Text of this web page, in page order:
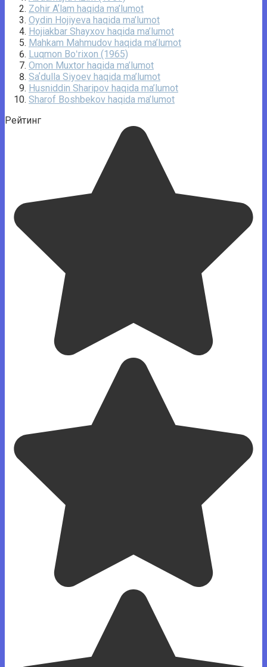
Zohir Aʼlam haqida ma’lumot
Oydin Hojiyeva haqida ma’lumot
Hojiakbar Shayxov haqida ma’lumot
Mahkam Mahmudov haqida ma’lumot
Luqmon Boʻrixon (1965)
Omon Muxtor haqida ma’lumot
Saʼdulla Siyoev haqida ma’lumot
Husniddin Sharipov haqida ma’lumot
Sharof Boshbekov haqida ma’lumot
Рейтинг